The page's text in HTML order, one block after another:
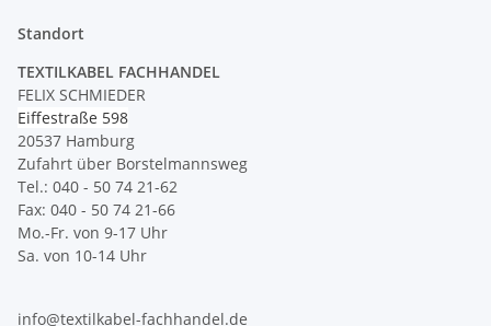
Standort
TEXTILKABEL FACHHANDEL
FELIX SCHMIEDER
Eiffestraße 598
20537 Hamburg
Zufahrt über Borstelmannsweg
Tel.: 040 - 50 74 21-62
Fax: 040 - 50 74 21-66
Mo.-Fr. von 9-17 Uhr
Sa. von 10-14 Uhr
info@textilkabel-fachhandel.de